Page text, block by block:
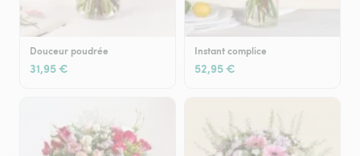
Douceur poudrée
31,95 €
Instant complice
52,95 €